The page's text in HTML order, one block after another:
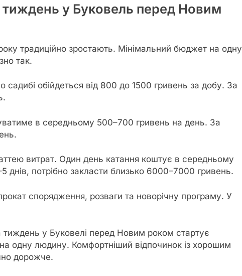
у Буковель перед Новим
традиційно зростають. Мінімальний бюджет на одну
так.
обійдеться від 800 до 1500 гривень за добу. За
в середньому 500–700 гривень на день. За
витрат. Один день катання коштує в середньому
днів, потрібно закласти близько 6000–7000 гривень.
спорядження, розваги та новорічну програму. У
у Буковелі перед Новим роком стартує
одну людину. Комфортніший відпочинок із хорошим
дорожче.